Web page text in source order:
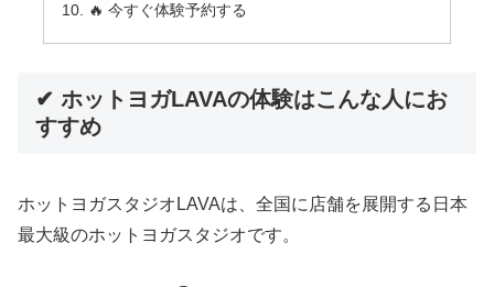
🔥 今すぐ体験予約する
✔ ホットヨガLAVAの体験はこんな人にお
すすめ
ホットヨガスタジオLAVAは、全国に店舗を展開する日本
最大級のホットヨガスタジオです。